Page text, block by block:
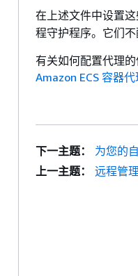
在上述文件中设置这
程守护程序。它们
有关如何配置代理
Amazon ECS 容器
下一主题：
为您的
上一主题：
远程管